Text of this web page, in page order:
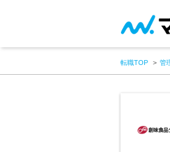
転職TOP 管